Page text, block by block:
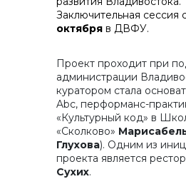
Заключительная сессия
октября в ДВФУ.
Проект проходит при
администрации
куратором стала
Abc, перформанс-
«Культурный код» в
«Сколково»
Глухова). Одним из
проекта является
Сухих.